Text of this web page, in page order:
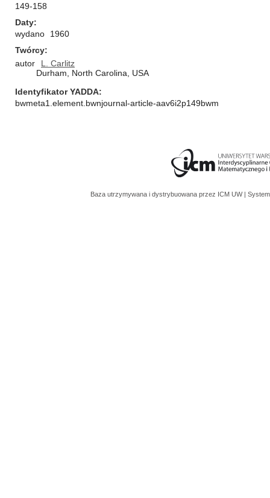
149-158
Daty
wydano
1960
Twórcy
autor
L. Carlitz
Durham, North Carolina, USA
Identyfikator YADDA
bwmeta1.element.bwnjournal-article-aav6i2p149bwm
Baza utrzymywana i dystrybuowana przez ICM UW |